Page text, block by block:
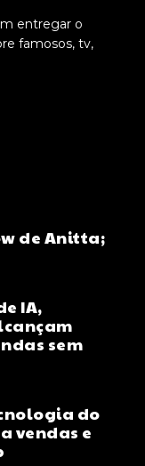
entregar o
famosos, tv,
de Anitta;
IA,
sem
do
vendas e